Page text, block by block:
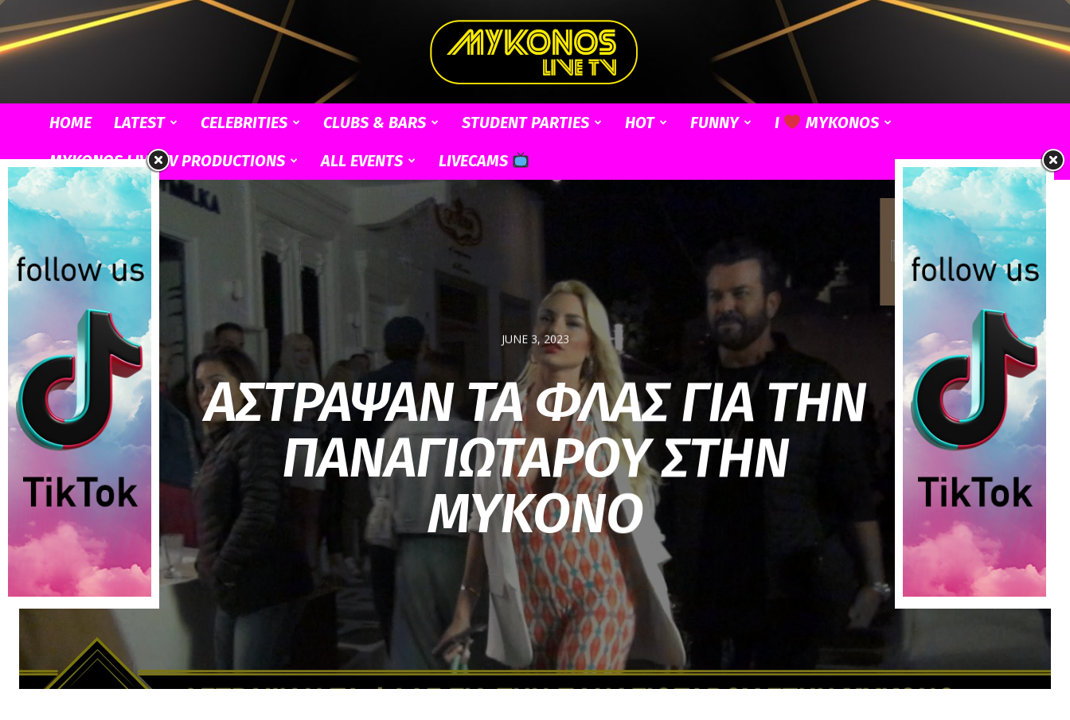
TV
HOME LATEST CELEBRITIES CLUBS & BARS STUDENT PARTIES HOT FUNNY I
MYKONOS
MYKONOS LIVE TV PRODUCTIONS
ALL EVENTS LIVECAMS
JUNE 3, 2023
ΑΣΤΡΑΨΑΝ ΤΑ ΦΛΑΣ ΓΙΑ ΤΗΝ
ΠΑΝΑΓΙΩΤΑΡΟΥ ΣΤΗΝ
ΜΥΚΟΝΟ